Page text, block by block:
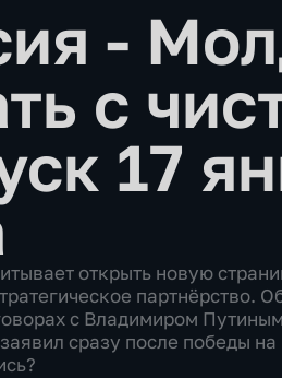
-
с
17
открыть новую
партнёрство.
с Владимиром
сразу после победы